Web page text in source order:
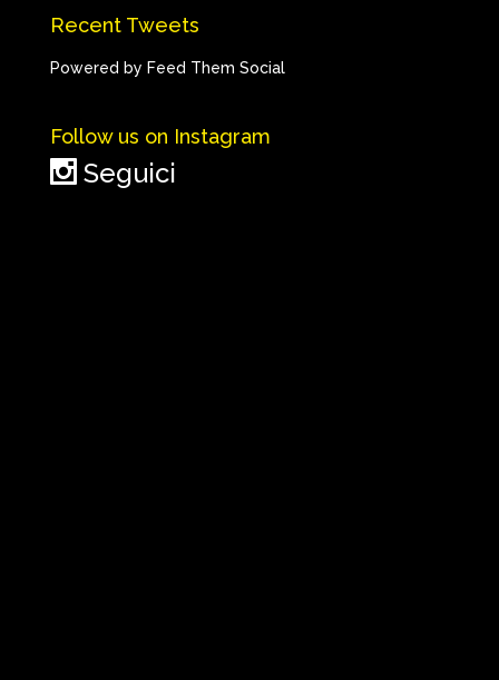
Recent Tweets
Powered by Feed Them Social
Follow us on Instagram
Seguici